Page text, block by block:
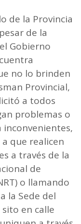
de la Provincia
de la
Gobierno
no lo brinden
Provincial,
a todos
problemas o
inconvenientes,
que realicen
a través de la
de
o llamando
la Sede del
en calle